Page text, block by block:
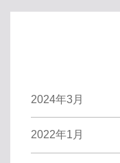
2024年3月
2022年1月